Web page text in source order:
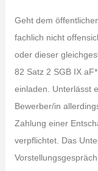
Geht dem
fachlich nicht
oder dieser
82 Satz 2 SGB IX
einladen. Unterlässt
Bewerber/in
Zahlung einer
verpflichtet. Das